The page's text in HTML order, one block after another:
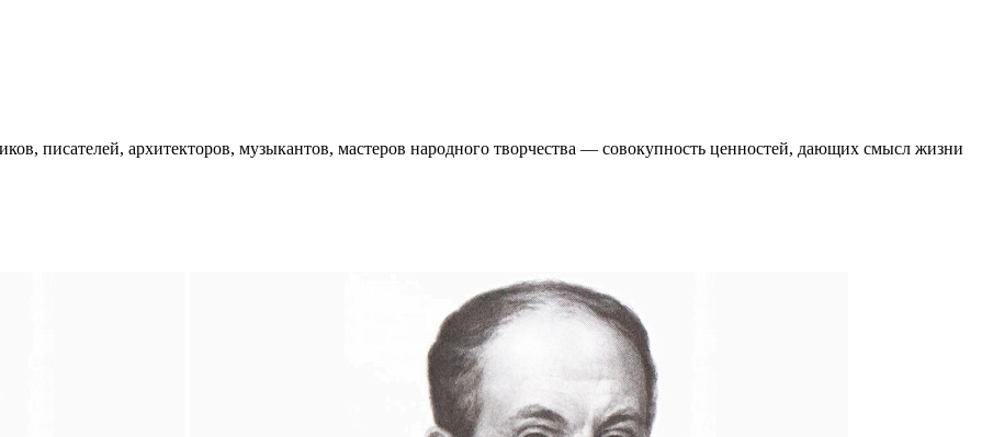
писателей, архитекторов, музыкантов, мастеров народного творчества ― совокупность ценностей, дающих смысл жизни